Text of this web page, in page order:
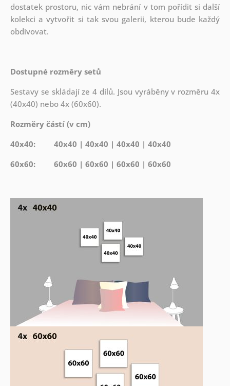
dostatek prostoru, nic vám nebrání v tom pořídit si další
kolekci a vytvořit si tak svou galerii, kterou bude každý
obdivovat.
Dostupné rozměry setů
Sestavy se skládají ze 4 dílů. Jsou vyráběny v rozměru 4x
(40x40) nebo 4x (60x60).
Rozměry částí (v cm)
40x40: 40x40 | 40x40 | 40x40 | 40x40
60x60: 60x60 | 60x60 | 60x60 | 60x60